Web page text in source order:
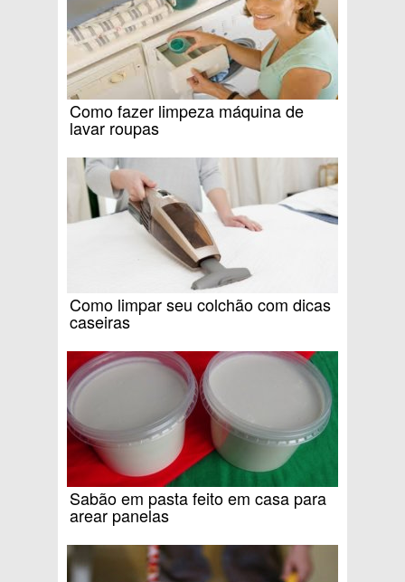
Como fazer limpeza máquina de
lavar roupas
Como limpar seu colchão com dicas
caseiras
Sabão em pasta feito em casa para
arear panelas